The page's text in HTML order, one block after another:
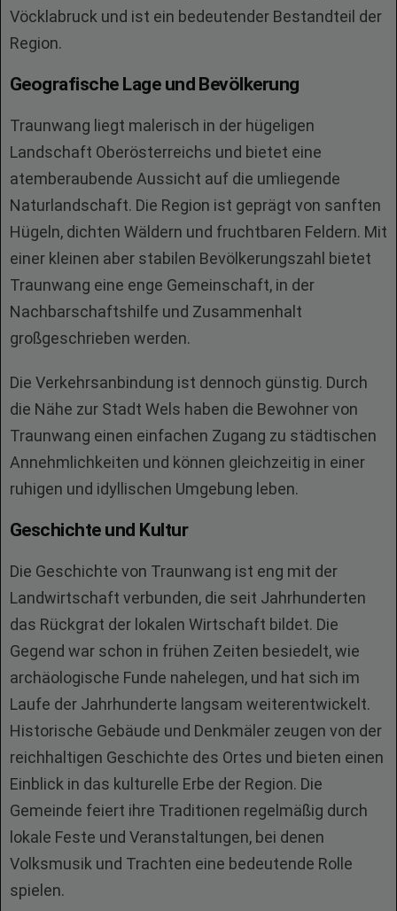
Vöcklabruck und ist ein bedeutender Bestandteil der
Region.
Geografische Lage und Bevölkerung
Traunwang liegt malerisch in der hügeligen
Landschaft Oberösterreichs und bietet eine
atemberaubende Aussicht auf die umliegende
Naturlandschaft. Die Region ist geprägt von sanften
Hügeln, dichten Wäldern und fruchtbaren Feldern. Mit
einer kleinen aber stabilen Bevölkerungszahl bietet
Traunwang eine enge Gemeinschaft, in der
Nachbarschaftshilfe und Zusammenhalt
großgeschrieben werden.
Die Verkehrsanbindung ist dennoch günstig. Durch
die Nähe zur Stadt Wels haben die Bewohner von
Traunwang einen einfachen Zugang zu städtischen
Annehmlichkeiten und können gleichzeitig in einer
ruhigen und idyllischen Umgebung leben.
Geschichte und Kultur
Die Geschichte von Traunwang ist eng mit der
Landwirtschaft verbunden, die seit Jahrhunderten
das Rückgrat der lokalen Wirtschaft bildet. Die
Gegend war schon in frühen Zeiten besiedelt, wie
archäologische Funde nahelegen, und hat sich im
Laufe der Jahrhunderte langsam weiterentwickelt.
Historische Gebäude und Denkmäler zeugen von der
reichhaltigen Geschichte des Ortes und bieten einen
Einblick in das kulturelle Erbe der Region. Die
Gemeinde feiert ihre Traditionen regelmäßig durch
lokale Feste und Veranstaltungen, bei denen
Volksmusik und Trachten eine bedeutende Rolle
spielen.